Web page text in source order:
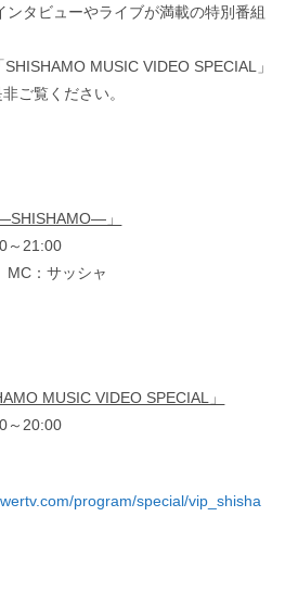
ンタビューやライブが満載の特別番組
MUSIC VIDEO SPECIAL」
ご覧ください。
」
～21:00
：サッシャ
MUSIC VIDEO SPECIAL」
～20:00
program/special/vip_shisha